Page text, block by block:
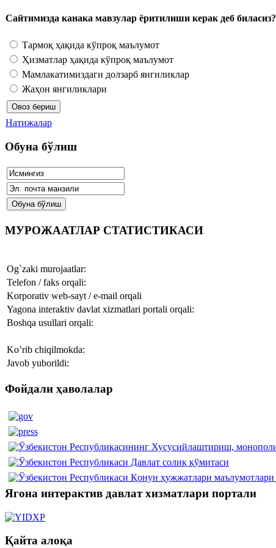
Сайтимизда канака мавзулар ёритилиши керак деб биласиз?
Тармоқ ҳақида кўпроқ маълумот
Ҳизматлар ҳақида кўпроқ маълумот
Мамлакатимиздаги долзарб янгиликлар
Жаҳон янгиликлари
Натижалар
Обуна бўлиш
МУРОЖААТЛАР СТАТИСТИКАСИ
Og`zaki murojaatlar:
Telefon / faks orqali:
Korporativ web-sayt / e-mail orqali
Yagona interaktiv davlat xizmatlari portali orqali:
Boshqa usullari orqali:
Ko’rib chiqilmokda:
Javob yuborildi:
Фойдали ҳаволалар
Ягона интерактив давлат хизматлари портали
Қайта алоқа